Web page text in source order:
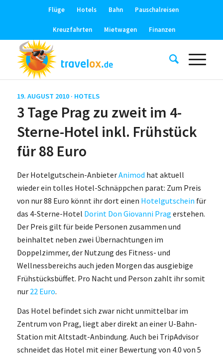
Flüge Hotels Bahn Pauschalreisen
Kreuzfahrten Mietwagen Finanzen
19. AUGUST 2010 · HOTELS
3 Tage Prag zu zweit im 4-
Sterne-Hotel inkl. Frühstück
für 88 Euro
Der Hotelgutschein-AnbieterAnimod hat aktuell
wieder ein tolles Hotel-Schnäppchen parat: Zum Preis
von nur 88 Euro könnt ihr dort einen Hotelgutschein für
das 4-Sterne-Hotel Dorint Don Giovanni Prag erstehen.
Der Preis gilt für beide Personen zusammen und
beinhaltet neben zwei Übernachtungen im
Doppelzimmer, der Nutzung des Fitness- und
Wellnessbereichs auch jeden Morgen das ausgiebige
Frühstücksbüffet. Pro Nacht und Person zahlt ihr somit
nur 22 Euro.
Das Hotel befindet sich zwar nicht unmittelbar im
Zentrum von Prag, liegt aber direkt an einer U-Bahn-
Station mit Altstadt-Anbindung. Auch bei TripAdvisor
schneidet das Hotel mit einer Bewertung von 4.0 von 5